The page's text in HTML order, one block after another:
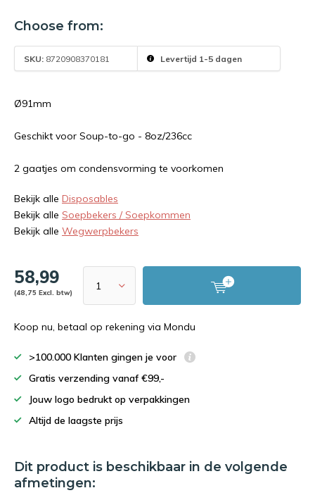
Choose from:
SKU: 8720908370181 Levertijd 1-5 dagen
Ø91mm
Geschikt voor Soup-to-go - 8oz/236cc
2 gaatjes om condensvorming te voorkomen
Bekijk alle Disposables
Bekijk alle Soepbekers / Soepkommen
Bekijk alle Wegwerpbekers
58,99
(48,75 Excl. btw)
Koop nu, betaal op rekening via Mondu
>100.000 Klanten gingen je voor
Gratis verzending vanaf €99,-
Jouw logo bedrukt op verpakkingen
Altijd de laagste prijs
Dit product is beschikbaar in de volgende
afmetingen: